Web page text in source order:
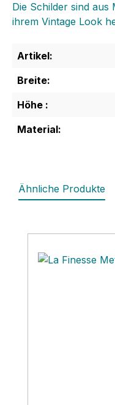
Die Schilder sind
ihrem Vintage Look
Artikel:
Breite:
Höhe :
Material:
Ähnliche Produkte